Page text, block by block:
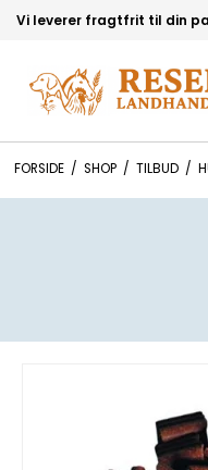
Vi leverer fragtfrit til din
FORSIDE / SHOP / TILBUD /